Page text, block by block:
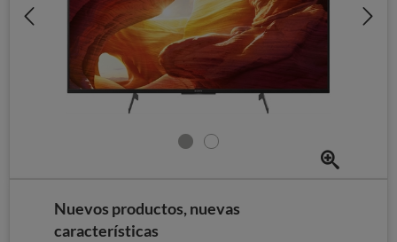
Nuevos productos, nuevas
características